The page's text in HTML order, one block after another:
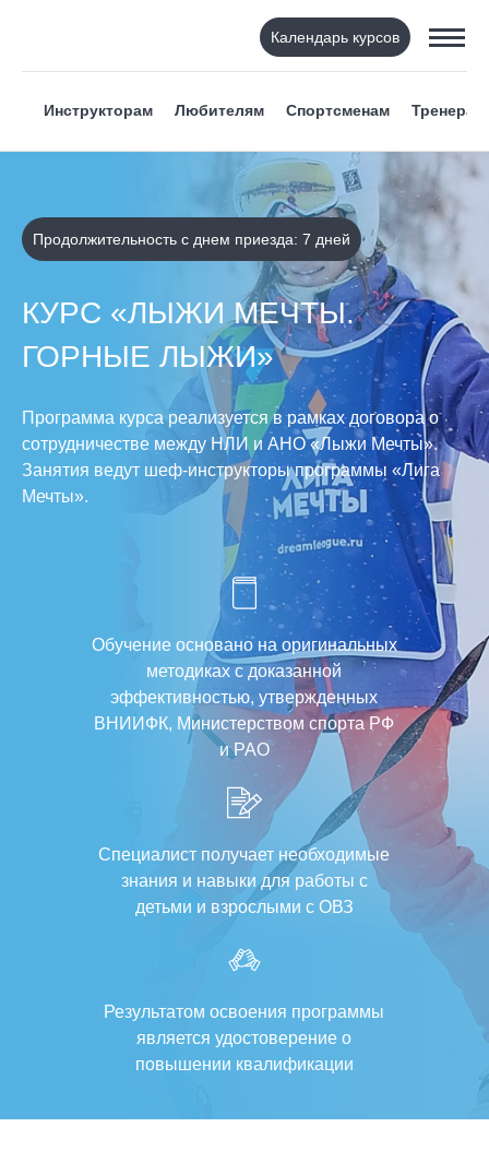
Календарь курсов
Инструкторам Любителям Спортсменам Тренерам
Продолжительность с днем приезда: 7 дней
КУРС «ЛЫЖИ МЕЧТЫ.
ГОРНЫЕ ЛЫЖИ»
Программа курса реализуется в рамках договора о
сотрудничестве между НЛИ и АНО «Лыжи Мечты».
Занятия ведут шеф-инструкторы программы «Лига
Мечты».
Обучение основано на оригинальных
методиках с доказанной
эффективностью, утвержденных
ВНИИФК, Министерством спорта РФ
и РАО
Специалист получает необходимые
знания и навыки для работы с
детьми и взрослыми с ОВЗ
Результатом освоения программы
является удостоверение о
повышении квалификации